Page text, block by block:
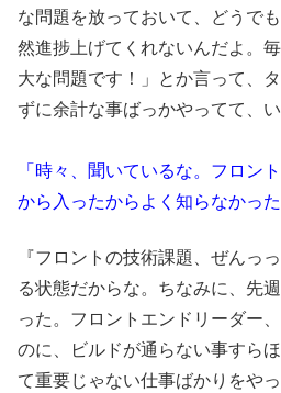
な問題を放っておいて、どうで
然進捗上げてくれないんだよ。
大な問題です！」とか言って、
ずに余計な事ばっかやってて、
「時々、聞いているな。フロン
から入ったからよく知らなかった
『フロントの技術課題、ぜんっ
る状態だからな。ちなみに、先
った。フロントエンドリーダー
のに、ビルドが通らない事すら
て重要じゃない仕事ばかりをやっ